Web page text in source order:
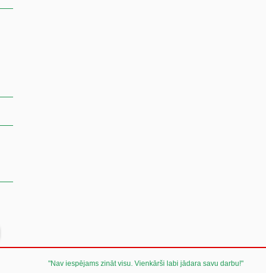
"Nav iespējams zināt visu. Vienkārši labi jādara savu darbu!"